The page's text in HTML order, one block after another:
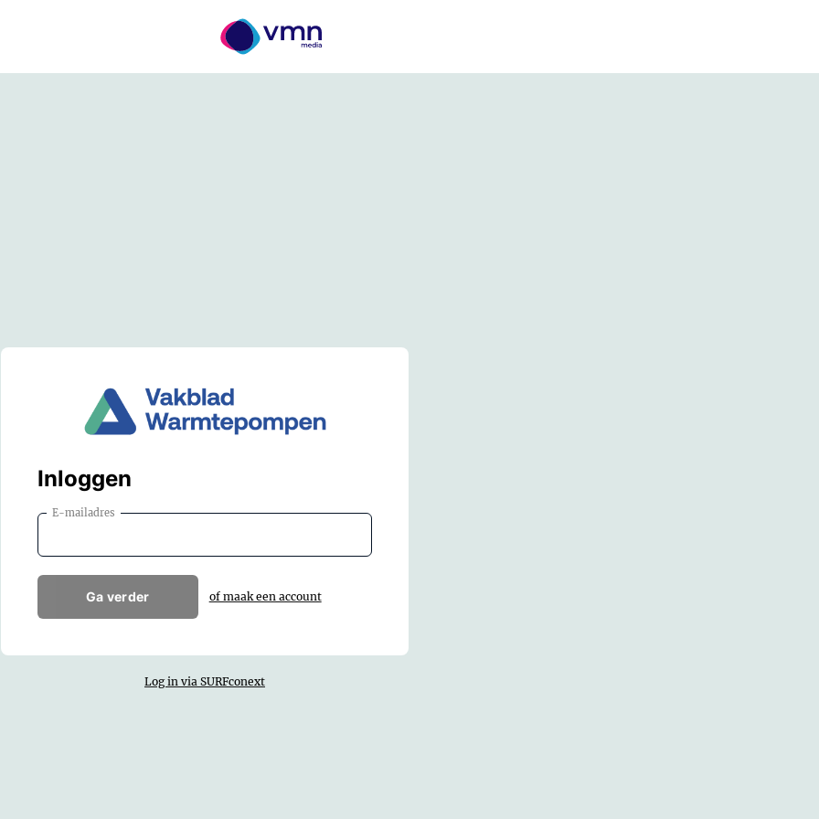
Inloggen
E-mailadres
Ga verder of maak een account
Log in via SURFconext